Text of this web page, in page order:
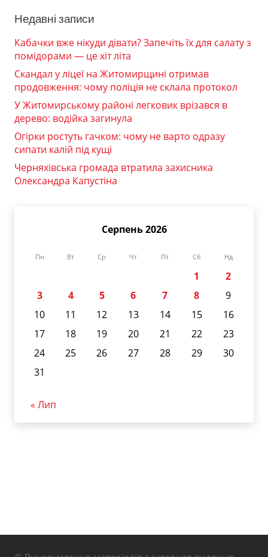
Недавні записи
Кабачки вже нікуди дівати? Запечіть їх для салату з
помідорами — це хіт літа
Скандал у ліцеї на Житомирщині отримав
продовження: чому поліція не склала протокол
У Житомирському районі легковик врізався в
дерево: водійка загинула
Огірки ростуть гачком: чому не варто одразу
сипати калій під кущі
Черняхівська громада втратила захисника
Олександра Капустіна
Серпень 2026
Пн Вт Ср Чт Пт Сб Нд
1
2
3
4 5 6 7 8
9
10
11 12 13 14 15
16
17
18 19 20 21 22
23
24
25 26 27 28 29
30
31
« Лип